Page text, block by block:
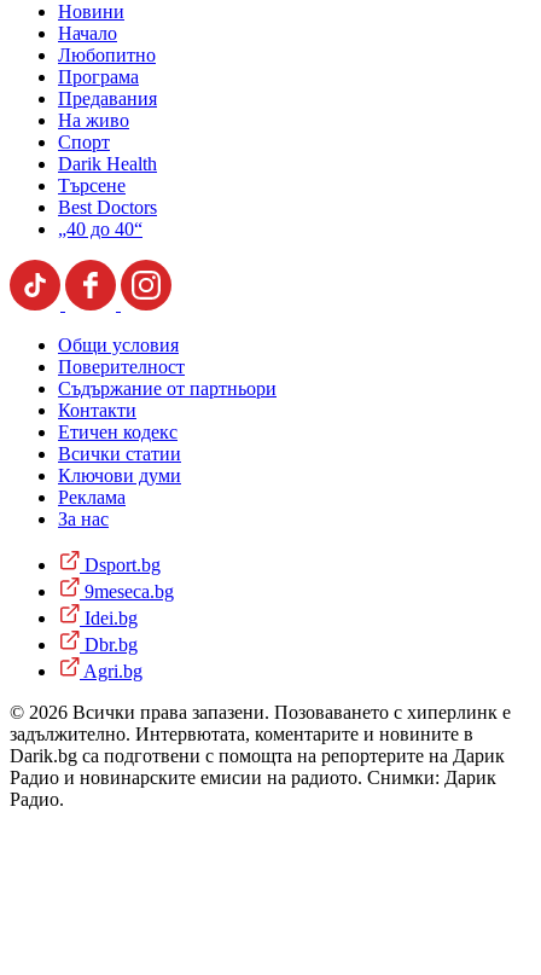
Новини
Начало
Любопитно
Програма
Предавания
На живо
Спорт
Darik Health
Търсене
Best Doctors
„40 до 40“
Общи условия
Поверителност
Съдържание от партньори
Контакти
Етичен кодекс
Всички статии
Ключови думи
Реклама
За нас
Dsport.bg
9meseca.bg
Idei.bg
Dbr.bg
Agri.bg
© 2026 Всички права запазени. Позоваването с хиперлинк е
задължително. Интервютата, коментарите и новините в
Darik.bg са подготвени с помощта на репортерите на Дарик
Радио и новинарските емисии на радиото. Снимки: Дарик
Радио.